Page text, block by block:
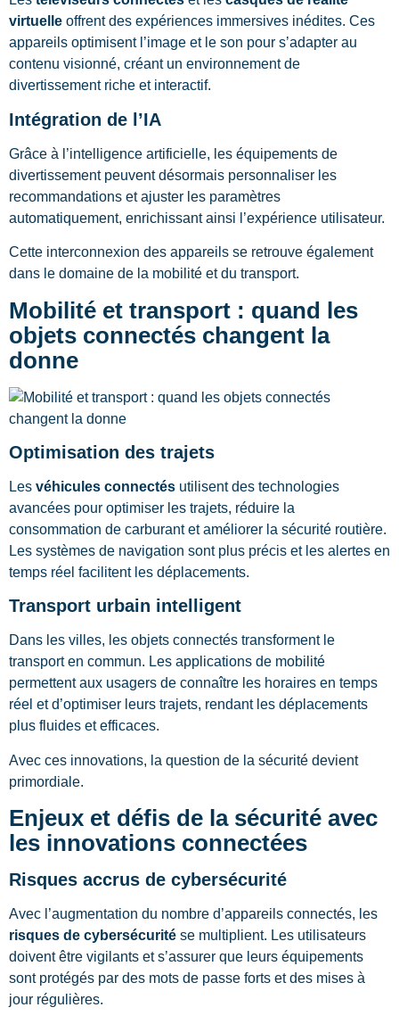
virtuelle offrent des expériences immersives inédites. Ces
appareils optimisent l’image et le son pour s’adapter au
contenu visionné, créant un environnement de
divertissement riche et interactif.
Intégration de l’IA
Grâce à l’intelligence artificielle, les équipements de
divertissement peuvent désormais personnaliser les
recommandations et ajuster les paramètres
automatiquement, enrichissant ainsi l’expérience utilisateur.
Cette interconnexion des appareils se retrouve également
dans le domaine de la mobilité et du transport.
Mobilité et transport : quand les
objets connectés changent la
donne
Optimisation des trajets
Les véhicules connectés utilisent des technologies
avancées pour optimiser les trajets, réduire la
consommation de carburant et améliorer la sécurité routière.
Les systèmes de navigation sont plus précis et les alertes en
temps réel facilitent les déplacements.
Transport urbain intelligent
Dans les villes, les objets connectés transforment le
transport en commun. Les applications de mobilité
permettent aux usagers de connaître les horaires en temps
réel et d’optimiser leurs trajets, rendant les déplacements
plus fluides et efficaces.
Avec ces innovations, la question de la sécurité devient
primordiale.
Enjeux et défis de la sécurité avec
les innovations connectées
Risques accrus de cybersécurité
Avec l’augmentation du nombre d’appareils connectés, les
risques de cybersécurité se multiplient. Les utilisateurs
doivent être vigilants et s’assurer que leurs équipements
sont protégés par des mots de passe forts et des mises à
jour régulières.